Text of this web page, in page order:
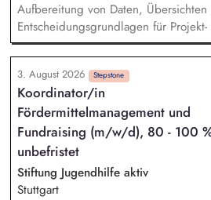
Aufbereitung von Daten, Übersichten
Entscheidungsgrundlagen für Projekt-
Mitarbeit an organisatorischen
Arbeitsdokumenten, Unterstützung
B. Protokolle, Aufgabenverfolgung,
Recherchen zu organisatorischen und
Fragestellungen, Pflege und
Organisationsdokumentationen,
Tätigkeiten im Bereich
3. August 2026 Stepstone
Koordinator/in
Fördermittelmanagement und
Fundraising (m/w/d), 80 - 100
unbefristet
Stiftung Jugendhilfe aktiv
Stuttgart